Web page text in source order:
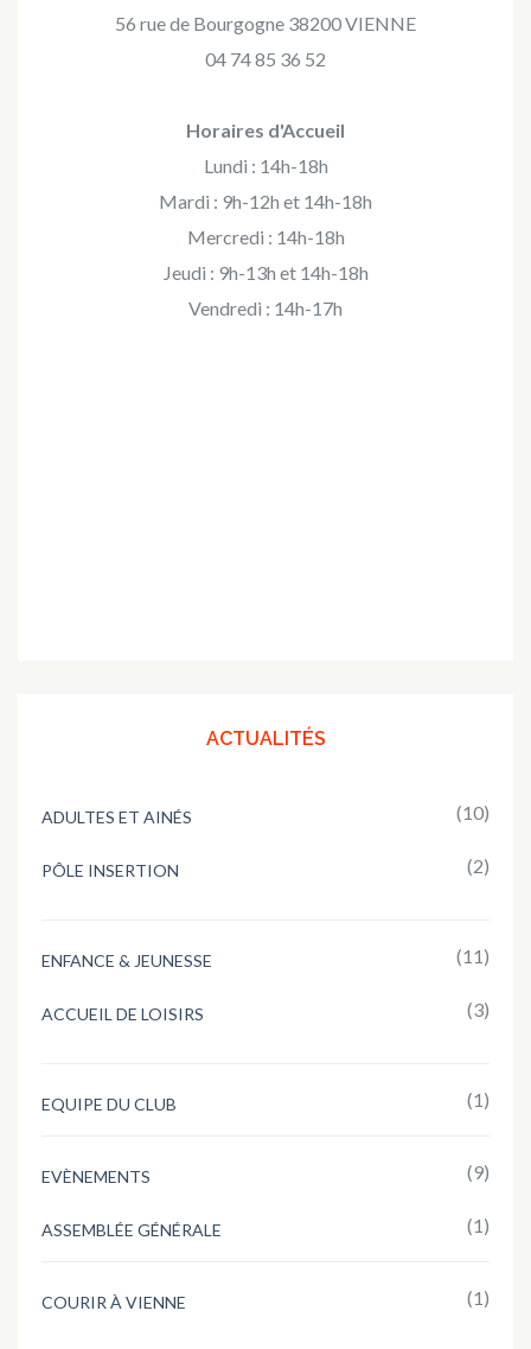
56 rue de Bourgogne 38200 VIENNE
04 74 85 36 52
Horaires d'Accueil
Lundi : 14h-18h
Mardi : 9h-12h et 14h-18h
Mercredi : 14h-18h
Jeudi : 9h-13h et 14h-18h
Vendredi : 14h-17h
ACTUALITÉS
ADULTES ET AINÉS (10)
PÔLE INSERTION (2)
ENFANCE & JEUNESSE (11)
ACCUEIL DE LOISIRS (3)
EQUIPE DU CLUB (1)
EVÈNEMENTS (9)
ASSEMBLÉE GÉNÉRALE (1)
COURIR À VIENNE (1)